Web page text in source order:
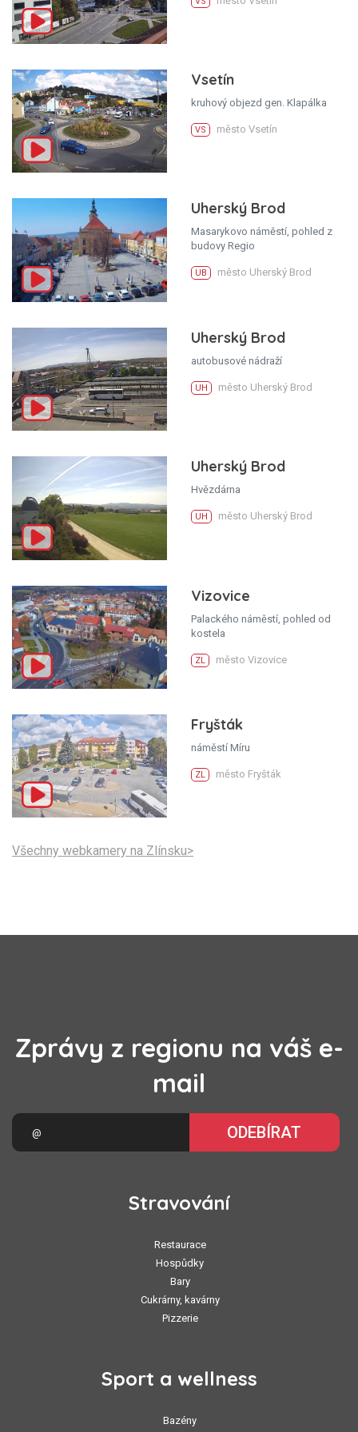
Vsetín
kruhový objezd gen. Klapálka
VS město Vsetín
Uherský Brod
Masarykovo náměstí, pohled z
budovy Regio
UB město Uherský Brod
Uherský Brod
autobusové nádraží
UH město Uherský Brod
Uherský Brod
Hvězdárna
UH město Uherský Brod
Vizovice
Palackého náměstí, pohled od
kostela
ZL město Vizovice
Fryšták
náměstí Míru
ZL město Fryšták
Všechny webkamery na Zlínsku>
Zprávy z regionu na váš e-
mail
ODEBÍRAT
Stravování
Restaurace
Hospůdky
Bary
Cukrárny, kavárny
Pizzerie
Sport a wellness
Bazény